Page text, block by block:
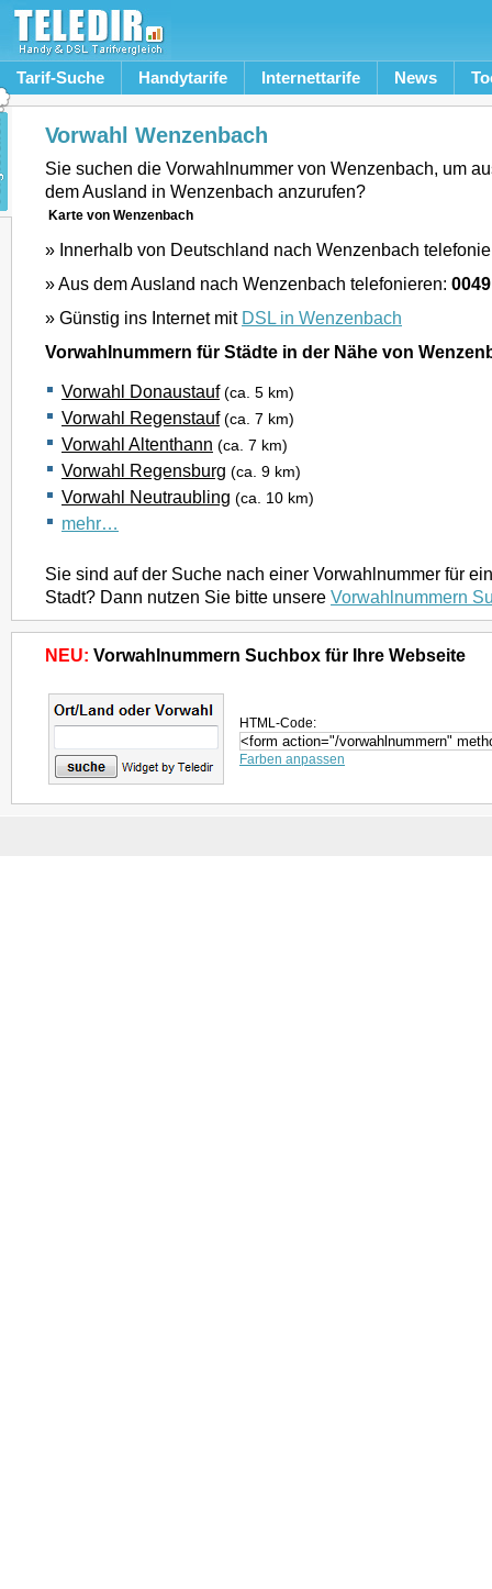
Tarif-Suche Handytarife Internettarife News
Vorwahl Wenzenbach
Sie suchen die Vorwahlnummer von Wenzenbach, um
dem Ausland in Wenzenbach anzurufen?
Karte von Wenzenbach
» Innerhalb von Deutschland nach Wenzenbach
» Aus dem Ausland nach Wenzenbach telefonieren:
» Günstig ins Internet mit DSL in Wenzenbach
Vorwahlnummern für Städte in der Nähe von
Vorwahl Donaustauf (ca. 5 km)
Vorwahl Regenstauf (ca. 7 km)
Vorwahl Altenthann (ca. 7 km)
Vorwahl Regensburg (ca. 9 km)
Vorwahl Neutraubling (ca. 10 km)
mehr…
Sie sind auf der Suche nach einer Vorwahlnummer für
Stadt? Dann nutzen Sie bitte unsere Vorwahlnummern
NEU: Vorwahlnummern Suchbox für Ihre Webseite
HTML-Code:
Farben anpassen